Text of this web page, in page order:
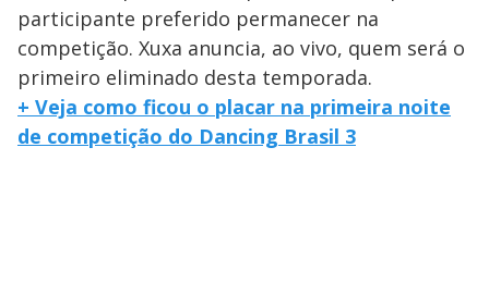
participante preferido permanecer na
competição. Xuxa anuncia, ao vivo, quem será o
primeiro eliminado desta temporada.
+ Veja como ficou o placar na primeira noite
de competição do Dancing Brasil 3